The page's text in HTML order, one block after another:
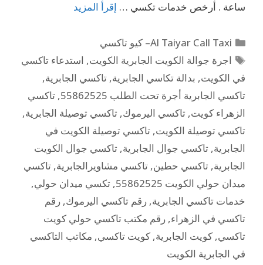
ساعة . أرخص خدمات تكسي … إقرأ المزيد
Al Taiyar Call Taxi– كيو تاكسي
اجرة جوالة الكويت الجابرية الكويت, استدعاء تاكسي
في الكويت, بدالة تكاسي الجابرية, تاكسي الجابرية,
تاكسي الجابرية أجرة تحت الطلب 55862525
, تاكسي
الزهراء كويت, تاكسي اليرموك, تاكسي توصيلة الجابرية,
تاكسي توصيلة الكويت, تاكسي توصيلة الكويت في
الجابرية, تاكسي جوال الجابرية, تاكسي جوال الكويت
الجابرية, تاكسي حطين, تاكسي مشاويرالجابرية, تاكسي
ميدان حولي الكويت 55862525
, تكسي ميدان حولي,
خدمات تاكسي الجابرية, رقم تاكسي اليرموك, رقم
تاكسي في الزهراء, رقم مكتب تاكسي حولي كويت
تاكسي, كويت الجابرية, كويت تاكسي, مكاتب التاكسي
في الجابرية الكويت